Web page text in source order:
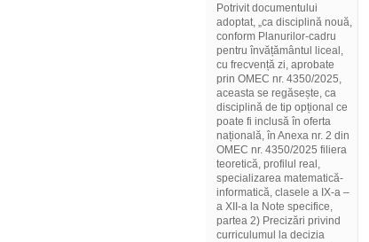
Potrivit documentului
adoptat, „ca disciplină nouă,
conform Planurilor-cadru
pentru învățământul liceal,
cu frecvență zi, aprobate
prin OMEC nr. 4350/2025,
aceasta se regăsește, ca
disciplină de tip opțional ce
poate fi inclusă în oferta
națională, în Anexa nr. 2 din
OMEC nr. 4350/2025 filiera
teoretică, profilul real,
specializarea matematică-
informatică, clasele a IX-a –
a XII-a la Note specifice,
partea 2) Precizări privind
curriculumul la decizia